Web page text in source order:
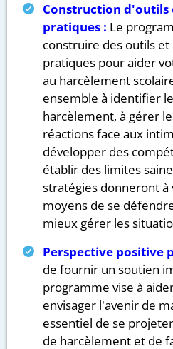
Construction d'outils
pratiques : Le
construire des outils
pratiques pour aider
au harcèlement
ensemble à identifier
harcèlement, à gérer
réactions face aux
développer des
établir des limites
stratégies donneront
moyens de se
mieux gérer les
Perspective positive
de fournir un soutien
programme vise à
envisager l'avenir de
essentiel de se
de harcèlement et de